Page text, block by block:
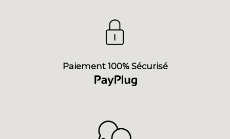
Paiement 100% Sécurisé